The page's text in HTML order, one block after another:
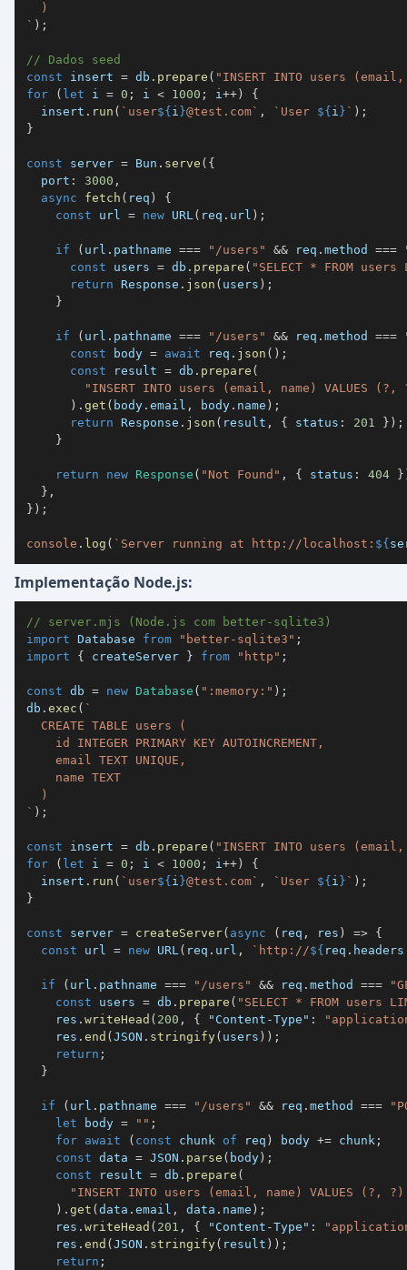
` ) ;
// Dados seed
const insert = db . prepare ( "INSERT INTO users
for
( let i = 0 ; i < 1000 ; i ++)
{
  insert
. run ( ` user${i }@test.com` , ` User ${i } ` ) ;
}
const server = Bun . serve ( {
  port
: 3000 ,
async
fetch ( req )
{
const url = new URL ( req . url ) ;
if ( url . pathname === "/users" && req . method ===
const users = db . prepare ( "SELECT * FROM
return Response . json ( users ) ;
}
if ( url . pathname === "/users" && req . method ===
const body = await req . json ( ) ;
const result = db . prepare (
"INSERT INTO users (email, name) VALUES (?,
) . get ( body . email , body . name ) ;
return Response . json ( result , { status : 201 } ) ;
}
return new Response ( "Not Found" , { status : 404 }
} ,
} ) ;
console . log ( ` Server running at http://localhost: ${
Implementação Node.js:
// server.mjs (Node.js com better-sqlite3)
import Database from "better-sqlite3" ;
import
{ createServer } from "http" ;
const db = new Database ( ":memory:" ) ;
db . exec ( `
` ) ;
const insert = db . prepare ( "INSERT INTO users
for
( let i = 0 ; i < 1000 ; i ++)
{
  insert
. run ( ` user${i }@test.com` , ` User ${i } ` ) ;
}
const server = createServer( async ( req , res ) => {
const url = new URL ( req . url , ` http://${ req . headers
if ( url . pathname === "/users" && req . method ===
const users = db . prepare ( "SELECT * FROM users
    res
. writeHead ( 200 , { "Content-Type" :
    res
. end (JSON . stringify( users ) ) ;
return ;
}
if ( url . pathname === "/users" && req . method ===
let body = "" ;
for await ( const chunk of req ) body += chunk ;
const data = JSON . parse ( body) ;
const result = db . prepare (
"INSERT INTO users (email, name) VALUES (?, ?)
) . get (data . email , data . name ) ;
    res
. writeHead ( 201 , { "Content-Type" :
    res
. end (JSON . stringify( result ) ) ;
return ;